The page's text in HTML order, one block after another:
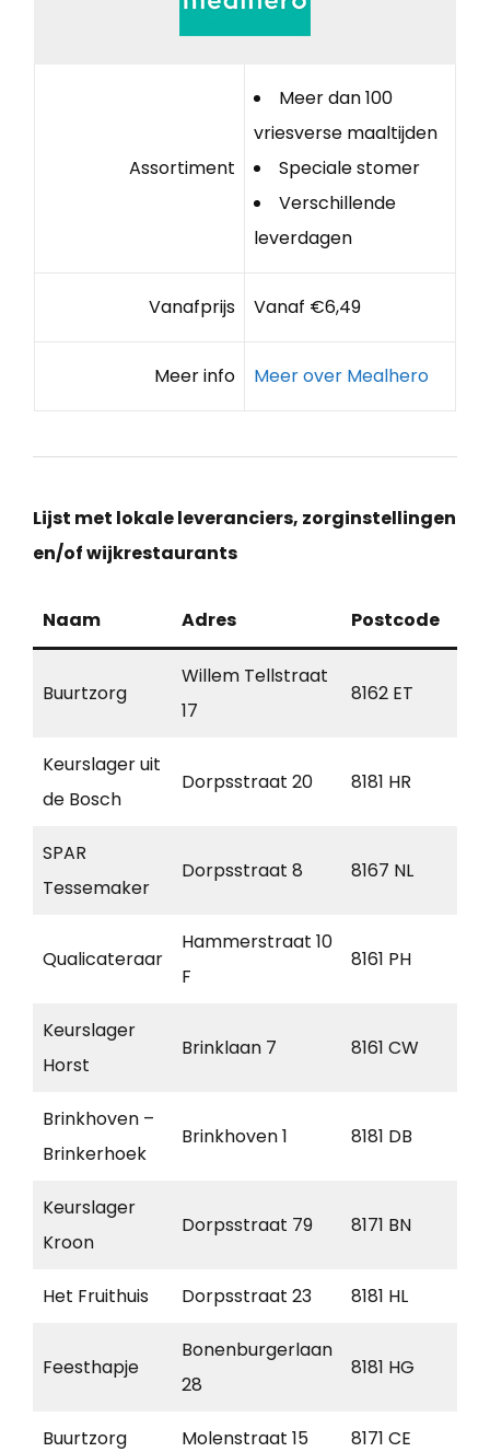
Assortiment
Meer dan 100
vriesverse maaltijden
Speciale stomer
Verschillende
leverdagen
Vanafprijs Vanaf €6,49
Meer info Meer over Mealhero
Lijst met lokale leveranciers, zorginstellingen
en/of wijkrestaurants
Naam Adres Postcode
Buurtzorg
Willem Tellstraat
17
8162 ET
Keurslager uit
de Bosch
Dorpsstraat 20 8181 HR
SPAR
Tessemaker
Dorpsstraat 8 8167 NL
Qualicateraar
Hammerstraat 10
F
8161 PH
Keurslager
Horst
Brinklaan 7 8161 CW
Brinkhoven –
Brinkerhoek
Brinkhoven 1 8181 DB
Keurslager
Kroon
Dorpsstraat 79 8171 BN
Het Fruithuis Dorpsstraat 23 8181 HL
Feesthapje
Bonenburgerlaan
28
8181 HG
Buurtzorg Molenstraat 15 8171 CE